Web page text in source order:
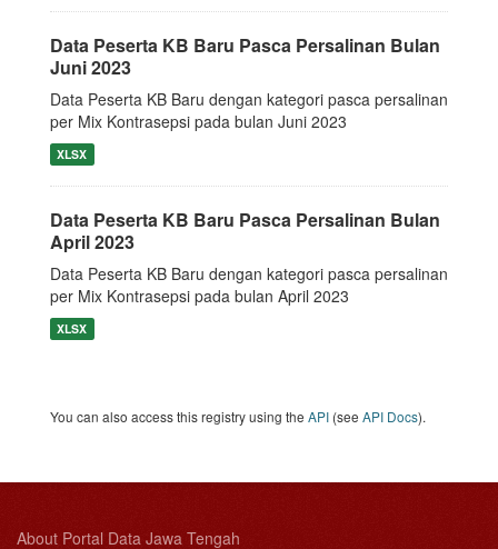
Data Peserta KB Baru Pasca Persalinan Bulan
Juni 2023
Data Peserta KB Baru dengan kategori pasca persalinan
per Mix Kontrasepsi pada bulan Juni 2023
XLSX
Data Peserta KB Baru Pasca Persalinan Bulan
April 2023
Data Peserta KB Baru dengan kategori pasca persalinan
per Mix Kontrasepsi pada bulan April 2023
XLSX
You can also access this registry using the API (see API Docs).
About Portal Data Jawa Tengah